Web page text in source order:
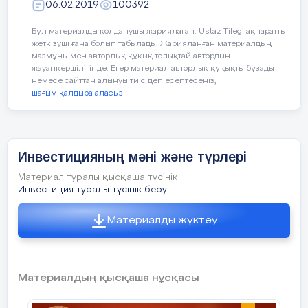
Аманкосов Арсен алдағы уақытта елін сүйер,
болатынына үміт артамыз.
Мектеп директоры Г.У. Габдрахманова
Класс жетекші Р.Б.Жансугирова
06.02.2019 100392
Бұл материалды қолданушы жариялаған. Ustaz Tilegi ақпаратты
жеткізуші ғана болып табылады. Жарияланған материалдың
мазмұны мен авторлық құқық толықтай автордың
жауапкершілігінде. Егер материал авторлық құқықты бұзады
немесе сайттан алынуы тиіс деп есептесеңіз,
шағым қалдыра аласыз
Инвестицияның мәні және түрлері
Материал туралы қысқаша түсінік
Инвестиция туралы түсінік беру
Материалды жүктеу
Материалдың қысқаша нұсқасы